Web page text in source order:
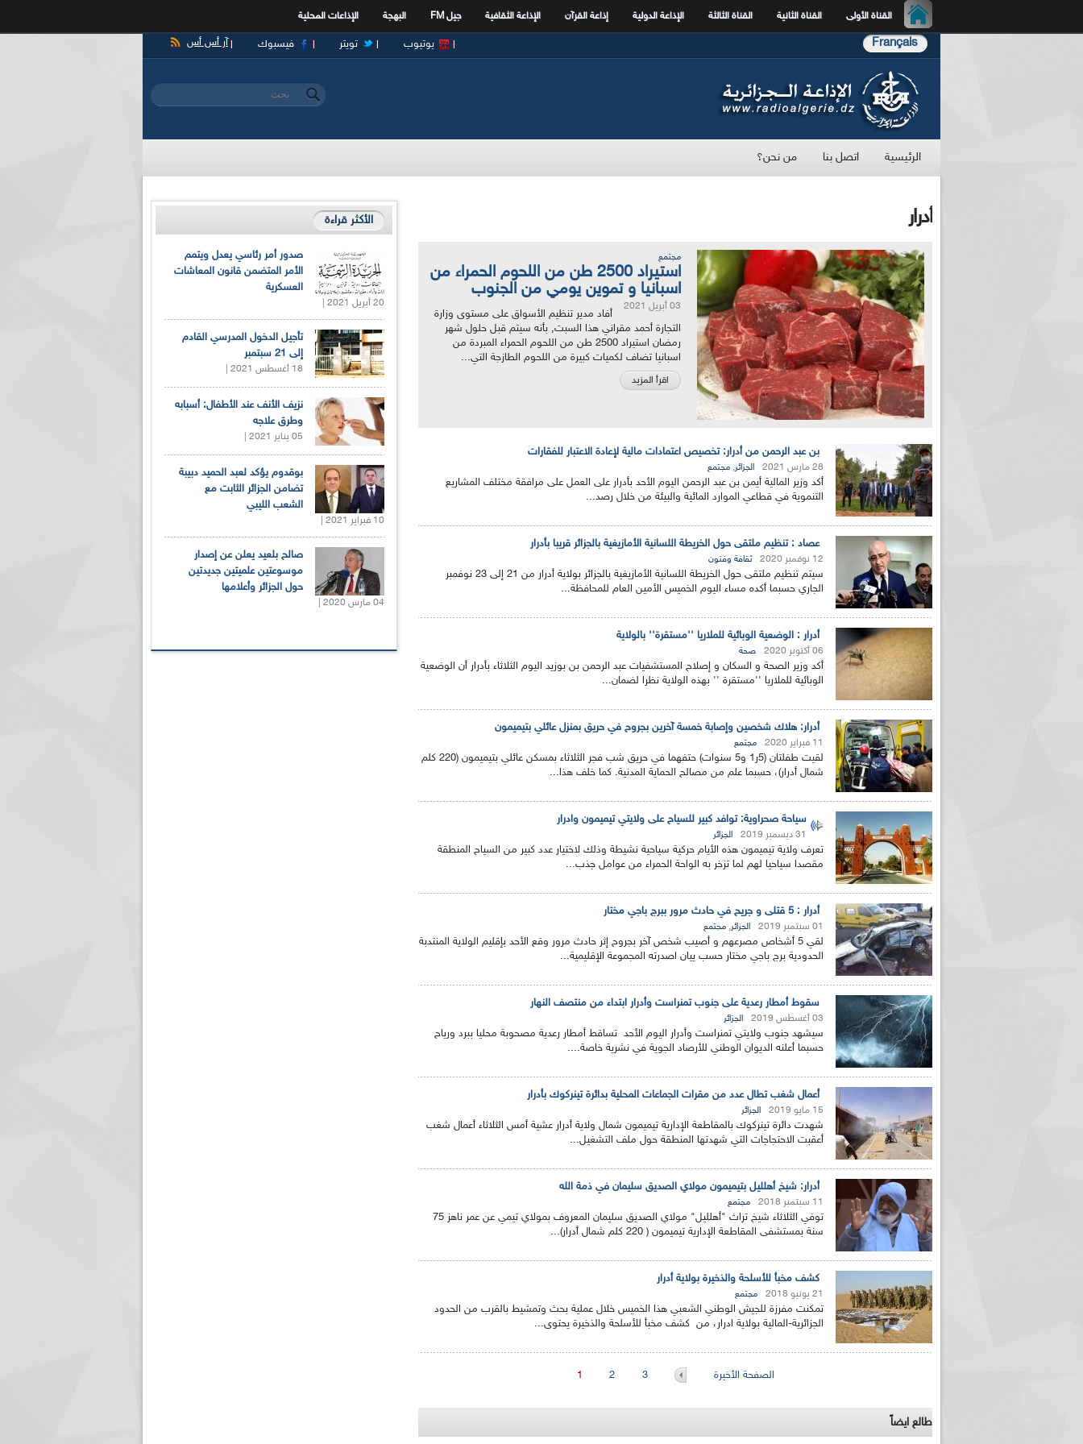
القناة الأولى القناة الثانية القناة الثالثة الإذاعة الدولية إذاعة القرآن الإذاعة الثقافية جيل FM البهجة الإذاعات المحلية
Français آر أس أس فيسبوك تويتر يوتيوب
استمارة البحث
‏بحث ‏
الرئيسية اتصل بنا من نحن؟
أدرار
مجتمع
استيراد 2500 طن من اللحوم الحمراء من
اسبانيا و تموين يومي من الجنوب
03 أبريل 2021
أفاد مدير تنظيم الأسواق على مستوى وزارة
التجارة أحمد مقراني هذا السبت, بأنه سيتم قبل حلول شهر
رمضان استيراد 2500 طن من اللحوم الحمراء المبردة من
اسبانيا تضاف لكميات كبيرة من اللحوم الطازجة التي...
اقرأ المزيد
بن عبد الرحمن من أدرار: تخصيص اعتمادات مالية لإعادة الاعتبار للفقارات
28 مارس 2021 الجزائر, مجتمع
أكد وزير المالية أيمن بن عبد الرحمن اليوم الأحد بأدرار على العمل على مرافقة مختلف المشاريع
التنموية في قطاعي الموارد المائية والبيئة من خلال رصد...
عصاد : تنظيم ملتقى حول الخريطة اللسانية الأمازيغية بالجزائر قريبا بأدرار
12 نوفمبر 2020 ثقافة وفنون
سيتم تنظيم ملتقى حول الخريطة اللسانية الأمازيغية بالجزائر بولاية أدرار من 21 إلى 23 نوفمبر
الجاري حسبما أكده مساء اليوم الخميس الأمين العام للمحافظة...
أدرار : الوضعية الوبائية للملاريا ''مستقرة'' بالولاية
06 أكتوبر 2020 صحة
أكد وزير الصحة و السكان و إصلاح المستشفيات عبد الرحمن بن بوزيد اليوم الثلاثاء بأدرار أن الوضعية
الوبائية للملاريا ''مستقرة '' بهذه الولاية نظرا لضمان...
أدرار: هلاك شخصين وإصابة خمسة آخرين بجروح في حريق بمنزل عائلي بتيميمون
11 فبراير 2020 مجتمع
لقيت طفلتان (5ر1 و5 سنوات) حتفهما في حريق شب فجر الثلاثاء بمسكن عائلي بتيميمون (220 كلم
شمال أدرار)، حسبما علم من مصالح الحماية المدنية. كما خلف هذا...
سياحة صحراوية: توافد كبير للسياح على ولايتي تيميمون وادرار
31 ديسمبر 2019 الجزائر
تعرف ولاية تيميمون هذه الأيام حركية سياحية نشيطة وذلك لاختيار عدد كبير من السياح المنطقة
مقصدا سياحيا لهم لما تزخر به الواحة الحمراء من عوامل جذب...
أدرار : 5 قتلى و جريح في حادث مرور ببرج باجي مختار
01 سبتمبر 2019 الجزائر, مجتمع
لقي 5 أشخاص مصرعهم و أصيب شخص آخر بجروح إثر حادث مرور وقع الأحد بإقليم الولاية المنتدبة
الحدودية برج باجي مختار حسب ييان اصدرته المجموعة الإقليمية...
سقوط أمطار رعدية على جنوب تمنراست وأدرار ابتداء من منتصف النهار
03 أغسطس 2019 الجزائر
سيشهد جنوب ولايتي تمنراست وأدرار اليوم الأحد تساقط أمطار رعدية مصحوبة محليا ببرد ورياح
حسبما أعلنه الديوان الوطني للأرصاد الجوية في نشرية خاصة....
أعمال شغب تطال عدد من مقرات الجماعات المحلية بدائرة تينركوك بأدرار
15 مايو 2019 الجزائر
شهدت دائرة تينركوك بالمقاطعة الإدارية تيميمون شمال ولاية أدرار عشية أمس الثلاثاء أعمال شغب
أعقبت الاحتجاجات التي شهدتها المنطقة حول ملف التشغيل...
أدرار: شيخ أهلليل بتيميمون مولاي الصديق سليمان في ذمة الله
11 سبتمبر 2018 مجتمع
توفي الثلاثاء شيخ تراث "أهلليل" مولاي الصديق سليمان المعروف بمولاي تيمي عن عمر ناهز 75
سنة بمستشفى المقاطعة الإدارية تيميمون ( 220 كلم شمال أدرار)...
كشف مخبأ للأسلحة والذخيرة بولاية أدرار
21 يونيو 2018 مجتمع
تمكنت مفرزة للجيش الوطني الشعبي هذا الخميس خلال عملية بحث وتمشيط بالقرب من الحدود
الجزائرية-المالية بولاية ادرار، من كشف مخبأ للأسلحة والذخيرة يحتوى...
1 2 3 الصفحة الأخيرة
طالع ايضاً
الأكثر قراءة
صدور أمر رئاسي يعدل ويتمم
الأمر المتضمن قانون المعاشات
العسكرية
20 أبريل 2021 |
تأجيل الدخول المدرسي القادم
إلى 21 سبتمبر
18 أغسطس 2021 |
نزيف الأنف عند الأطفال: أسبابه
وطرق علاجه
05 يناير 2021 |
بوقدوم يؤكد لعبد الحميد دبيبة
تضامن الجزائر الثابت مع
الشعب الليبي
10 فبراير 2021 |
صالح بلعيد يعلن عن إصدار
موسوعتين علميتين جديدتين
حول الجزائر وأعلامها
04 مارس 2020 |